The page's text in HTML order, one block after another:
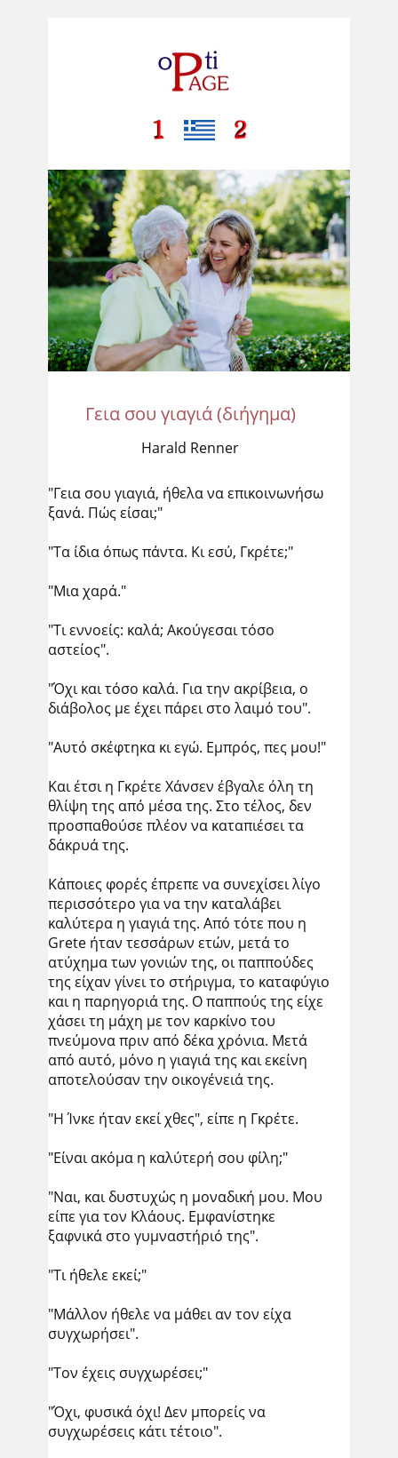
Γεια σου γιαγιά (διήγημα)
Harald Renner
"Γεια σου γιαγιά, ήθελα να επικοινωνήσω
ξανά. Πώς είσαι;"
"Τα ίδια όπως πάντα. Κι εσύ, Γκρέτε;"
"Μια χαρά."
"Τι εννοείς: καλά; Ακούγεσαι τόσο
αστείος".
"Όχι και τόσο καλά. Για την ακρίβεια, ο
διάβολος με έχει πάρει στο λαιμό του".
"Αυτό σκέφτηκα κι εγώ. Εμπρός, πες μου!"
Και έτσι η Γκρέτε Χάνσεν έβγαλε όλη τη
θλίψη της από μέσα της. Στο τέλος, δεν
προσπαθούσε πλέον να καταπιέσει τα
δάκρυά της.
Κάποιες φορές έπρεπε να συνεχίσει λίγο
περισσότερο για να την καταλάβει
καλύτερα η γιαγιά της. Από τότε που η
Grete ήταν τεσσάρων ετών, μετά το
ατύχημα των γονιών της, οι παππούδες
της είχαν γίνει το στήριγμα, το καταφύγιο
και η παρηγοριά της. Ο παππούς της είχε
χάσει τη μάχη με τον καρκίνο του
πνεύμονα πριν από δέκα χρόνια. Μετά
από αυτό, μόνο η γιαγιά της και εκείνη
αποτελούσαν την οικογένειά της.
"Η Ίνκε ήταν εκεί χθες", είπε η Γκρέτε.
"Είναι ακόμα η καλύτερή σου φίλη;"
"Ναι, και δυστυχώς η μοναδική μου. Μου
είπε για τον Κλάους. Εμφανίστηκε
ξαφνικά στο γυμναστήριό της".
"Τι ήθελε εκεί;"
"Μάλλον ήθελε να μάθει αν τον είχα
συγχωρήσει".
"Τον έχεις συγχωρέσει;"
"Όχι, φυσικά όχι! Δεν μπορείς να
συγχωρέσεις κάτι τέτοιο".